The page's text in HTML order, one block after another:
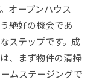
オープンハウス
絶好の機会であ
ステップです。成
、まず物件の清掃
ムステージングで